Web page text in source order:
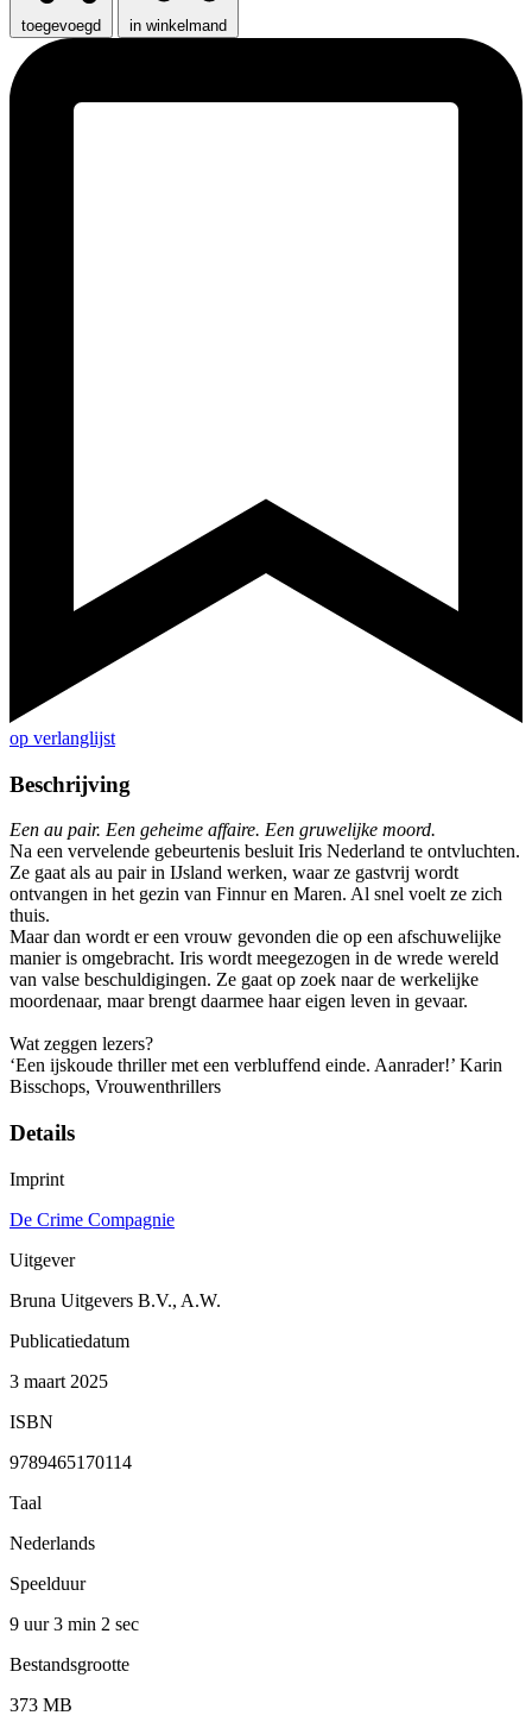
toegevoegd in winkelmand
op verlanglijst
Beschrijving
Een au pair. Een geheime affaire. Een gruwelijke moord.
Na een vervelende gebeurtenis besluit Iris Nederland te ontvluchten.
Ze gaat als au pair in IJsland werken, waar ze gastvrij wordt
ontvangen in het gezin van Finnur en Maren. Al snel voelt ze zich
thuis.
Maar dan wordt er een vrouw gevonden die op een afschuwelijke
manier is omgebracht. Iris wordt meegezogen in de wrede wereld
van valse beschuldigingen. Ze gaat op zoek naar de werkelijke
moordenaar, maar brengt daarmee haar eigen leven in gevaar.
Wat zeggen lezers?
‘Een ijskoude thriller met een verbluffend einde. Aanrader!’ Karin
Bisschops, Vrouwenthrillers
Details
Imprint
De Crime Compagnie
Uitgever
Bruna Uitgevers B.V., A.W.
Publicatiedatum
3 maart 2025
ISBN
9789465170114
Taal
Nederlands
Speelduur
9 uur 3 min 2 sec
Bestandsgrootte
373 MB